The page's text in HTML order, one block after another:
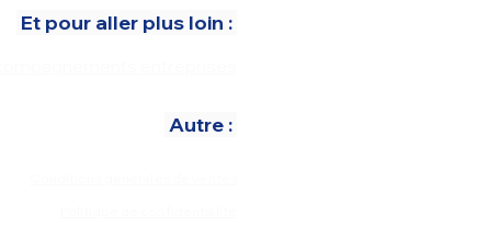
Et pour aller plus loin :
Autre :